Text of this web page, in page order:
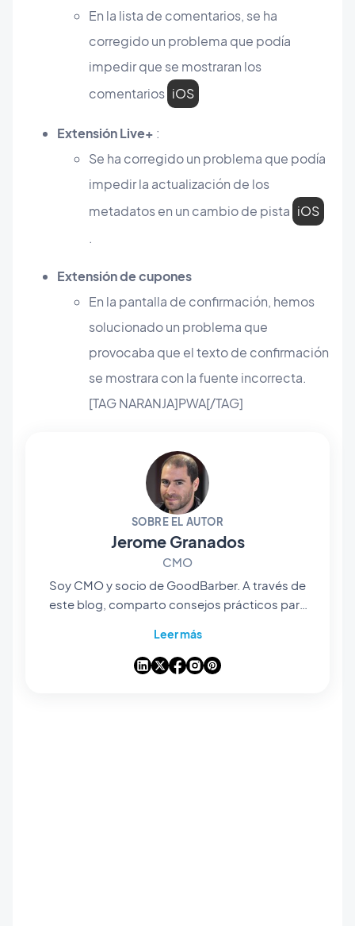
En la lista de comentarios, se ha
corregido un problema que podía
impedir que se mostraran los
comentarios iOS
Extensión Live+ :
Se ha corregido un problema que podía
impedir la actualización de los
metadatos en un cambio de pista iOS
.
Extensión de cupones
En la pantalla de confirmación, hemos
solucionado un problema que
provocaba que el texto de confirmación
se mostrara con la fuente incorrecta.
[TAG NARANJA]PWA[/TAG]
SOBRE EL AUTOR
Jerome Granados
CMO
Soy CMO y socio de GoodBarber. A través de
este blog, comparto consejos prácticos para
GoodBarber, análisis sobre las tendencias que
están transformando el mundo móvil y el no-
Leer más